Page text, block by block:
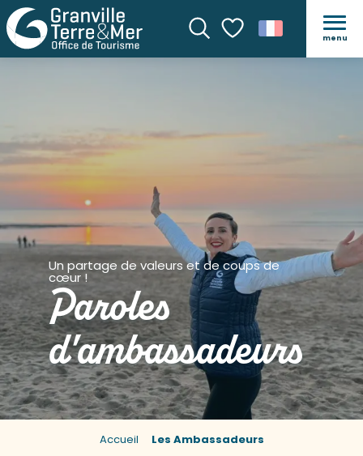
Recherche
Voir les favoris
menu
Un partage de valeurs et de coups de
cœur !
Paroles
d'ambassadeurs
Accueil Les Ambassadeurs